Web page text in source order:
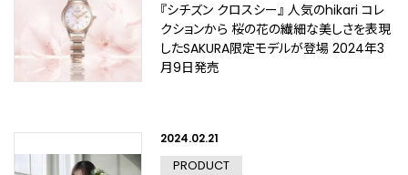
『シチズン クロスシー』 人気のhikari コレ
クションから 桜の花の繊細な美しさを表現
したSAKURA限定モデルが登場 2024年3
月9日発売
2024.02.21
PRODUCT